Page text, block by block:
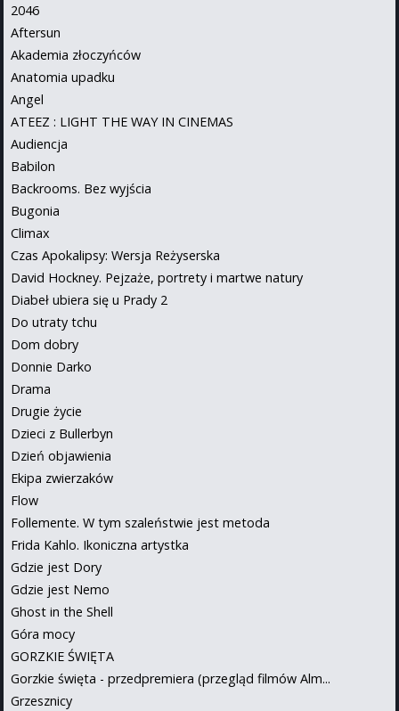
2046
Aftersun
Akademia złoczyńców
Anatomia upadku
Angel
ATEEZ : LIGHT THE WAY IN CINEMAS
Audiencja
Babilon
Backrooms. Bez wyjścia
Bugonia
Climax
Czas Apokalipsy: Wersja Reżyserska
David Hockney. Pejzaże, portrety i martwe natury
Diabeł ubiera się u Prady 2
Do utraty tchu
Dom dobry
Donnie Darko
Drama
Drugie życie
Dzieci z Bullerbyn
Dzień objawienia
Ekipa zwierzaków
Flow
Follemente. W tym szaleństwie jest metoda
Frida Kahlo. Ikoniczna artystka
Gdzie jest Dory
Gdzie jest Nemo
Ghost in the Shell
Góra mocy
GORZKIE ŚWIĘTA
Gorzkie święta - przedpremiera (przegląd filmów Alm...
Grzesznicy